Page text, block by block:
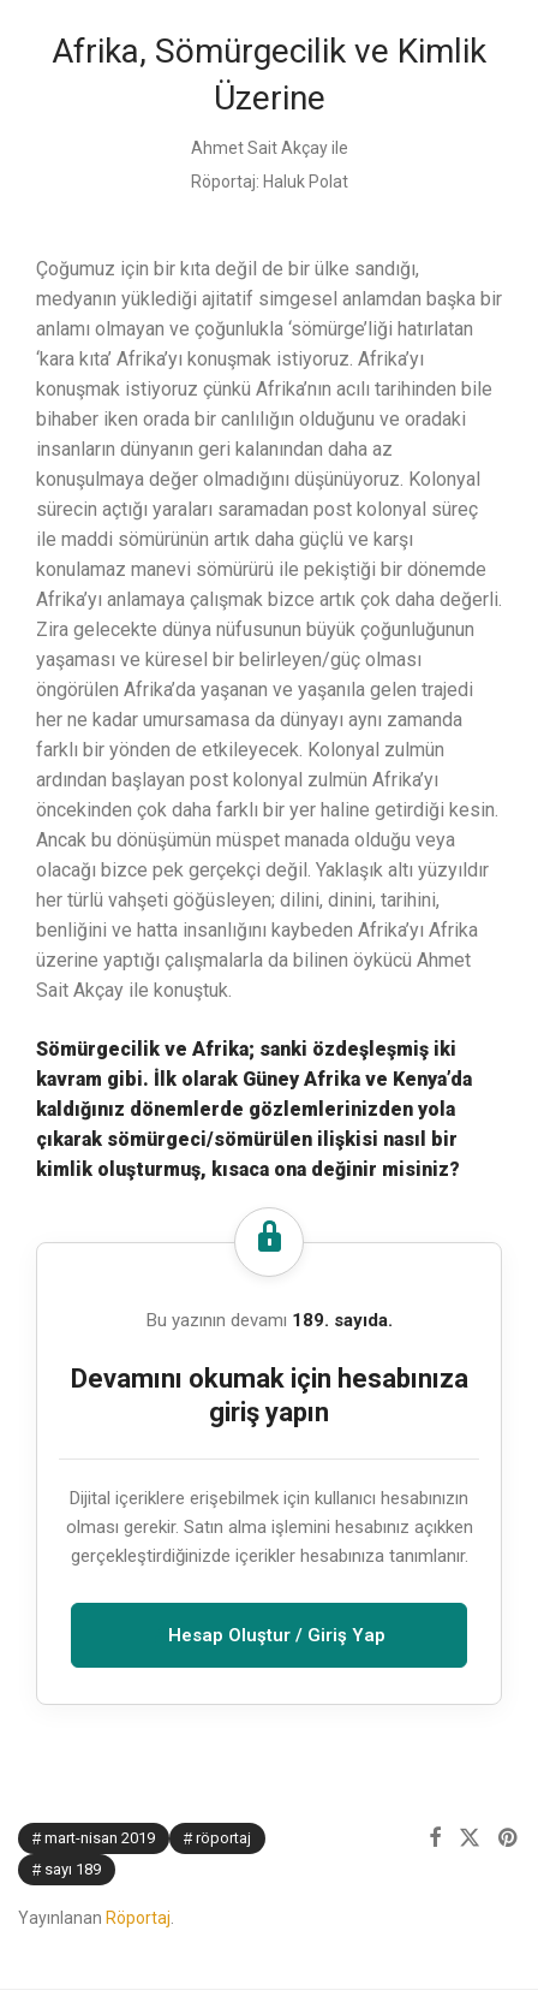
Afrika, Sömürgecilik ve Kimlik
Üzerine
Ahmet Sait Akçay ile
Röportaj: Haluk Polat
Çoğumuz için bir kıta değil de bir ülke sandığı,
medyanın yüklediği ajitatif simgesel anlamdan başka bir
anlamı olmayan ve çoğunlukla ‘sömürge’liği hatırlatan
‘kara kıta’ Afrika’yı konuşmak istiyoruz. Afrika’yı
konuşmak istiyoruz çünkü Afrika’nın acılı tarihinden bile
bihaber iken orada bir canlılığın olduğunu ve oradaki
insanların dünyanın geri kalanından daha az
konuşulmaya değer olmadığını düşünüyoruz. Kolonyal
sürecin açtığı yaraları saramadan post kolonyal süreç
ile maddi sömürünün artık daha güçlü ve karşı
konulamaz manevi sömürürü ile pekiştiği bir dönemde
Afrika’yı anlamaya çalışmak bizce artık çok daha değerli.
Zira gelecekte dünya nüfusunun büyük çoğunluğunun
yaşaması ve küresel bir belirleyen/güç olması
öngörülen Afrika’da yaşanan ve yaşanıla gelen trajedi
her ne kadar umursamasa da dünyayı aynı zamanda
farklı bir yönden de etkileyecek. Kolonyal zulmün
ardından başlayan post kolonyal zulmün Afrika’yı
öncekinden çok daha farklı bir yer haline getirdiği kesin.
Ancak bu dönüşümün müspet manada olduğu veya
olacağı bizce pek gerçekçi değil. Yaklaşık altı yüzyıldır
her türlü vahşeti göğüsleyen; dilini, dinini, tarihini,
benliğini ve hatta insanlığını kaybeden Afrika’yı Afrika
üzerine yaptığı çalışmalarla da bilinen öykücü Ahmet
Sait Akçay ile konuştuk.
Sömürgecilik ve Afrika; sanki özdeşleşmiş iki
kavram gibi. İlk olarak Güney Afrika ve Kenya’da
kaldığınız dönemlerde gözlemlerinizden yola
çıkarak sömürgeci/sömürülen ilişkisi nasıl bir
kimlik oluşturmuş, kısaca ona değinir misiniz?
Bu yazının devamı 189. sayıda.
Devamını okumak için hesabınıza
giriş yapın
Dijital içeriklere erişebilmek için kullanıcı hesabınızın
olması gerekir. Satın alma işlemini hesabınız açıkken
gerçekleştirdiğinizde içerikler hesabınıza tanımlanır.
Hesap Oluştur / Giriş Yap
mart-nisan 2019
röportaj
sayı 189
Yayınlanan Röportaj